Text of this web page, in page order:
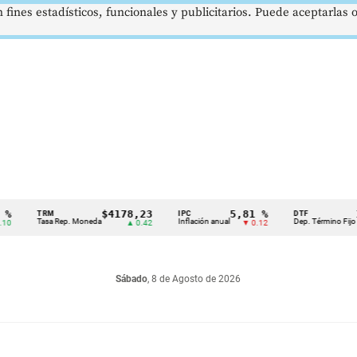
Tasa Rep. Moneda
$4178,23
▲ 0.42 Inflación anual
5,81 %
▼ 0.12 Dep. Término Fijo ▲
Sábado, 8 de Agosto de 2026
estadísticos, funcionales y publicitarios. Puede aceptarlas